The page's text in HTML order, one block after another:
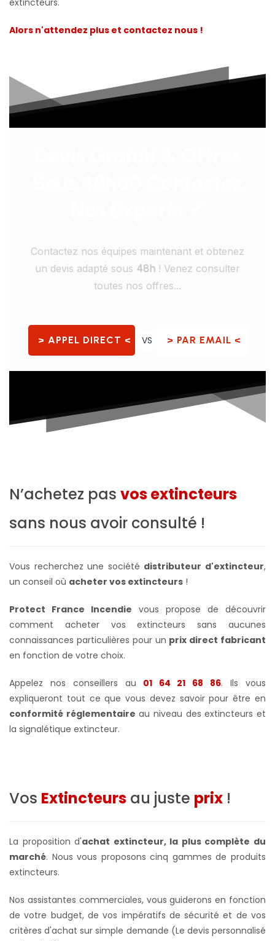
Alors n'attendez plus et contactez nous !
Contactez nos équipes maintenant et obtenez
un devis adapté sous 48h ! Venez consulter
toutes nos offres...
> APPEL DIRECT < VS > PAR EMAIL <
N’achetez pas vos extincteurs
sans nous avoir consulté !
Vous recherchez une société distributeur d'extincteur,
un conseil où acheter vos extincteurs !
Protect France Incendie vous propose de découvrir
comment acheter vos extincteurs sans aucunes
connaissances particulières pour un prix direct fabricant
en fonction de votre choix.
Appelez nos conseillers au 01 64 21 68 86. Ils vous
expliqueront tout ce que vous devez savoir pour être en
conformité réglementaire au niveau des extincteurs et
la signalétique extincteur.
Vos Extincteurs au juste prix !
La proposition d'achat extincteur, la plus complète du
marché. Nous vous proposons cinq gammes de produits
extincteurs.
Nos assistantes commerciales, vous guiderons en fonction
de votre budget, de vos impératifs de sécurité et de vos
critères d'achat sur simple demande (Le devis personnalisé